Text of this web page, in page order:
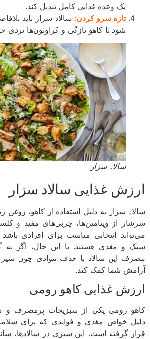
یک وعده غذایی کامل تبدیل کند.
تازه سرو کردن:سالاد سزار باید بلافاصله
شود تا کاهو تازگی و کراوتون‌ها تردی خود
سالاد سزار
غذایی سالاد سزار
سزار به دلیل استفاده از کاهو، روغن زیتون
از ویتامین‌ها، چربی‌های مفید و کلسیم
انتخابی مناسب برای افرادی باشد که
و مغذی هستند. با این حال، اگر به
این سالاد با حذف موادی چون سیر یا
شما کمک کند.
غذایی کاهو رومی
رومی یکی از سبزیجات پرمصرف و
خواص مغذی و فوایدی که برای سلامت
گرفته است. این سبزی در سالادها،